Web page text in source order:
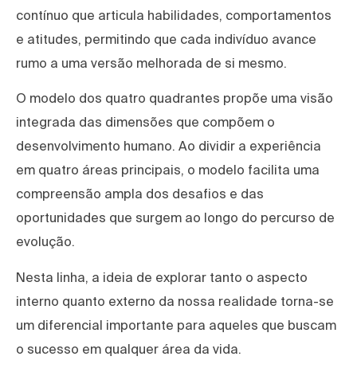
contínuo que articula habilidades, comportamentos
e atitudes, permitindo que cada indivíduo avance
rumo a uma versão melhorada de si mesmo.
O modelo dos quatro quadrantes propõe uma visão
integrada das dimensões que compõem o
desenvolvimento humano. Ao dividir a experiência
em quatro áreas principais, o modelo facilita uma
compreensão ampla dos desafios e das
oportunidades que surgem ao longo do percurso de
evolução.
Nesta linha, a ideia de explorar tanto o aspecto
interno quanto externo da nossa realidade torna-se
um diferencial importante para aqueles que buscam
o sucesso em qualquer área da vida.